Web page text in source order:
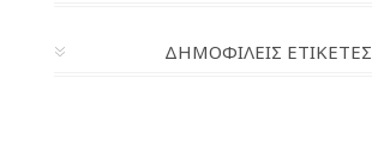
ΔΗΜΟΦΙΛΕΙΣ ΕΤΙΚΕΤΕΣ